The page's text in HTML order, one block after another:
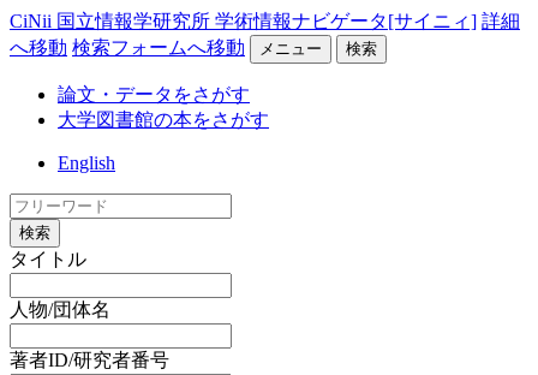
CiNii 国立情報学研究所 学術情報ナビゲータ[サイニィ] 詳細
へ移動 検索フォームへ移動 メニュー 検索
論文・データをさがす
大学図書館の本をさがす
English
検索
タイトル
人物/団体名
著者ID/研究者番号